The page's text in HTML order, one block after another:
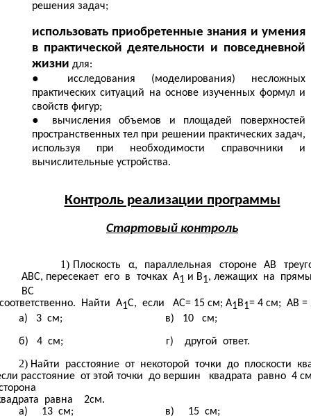
решения задач;
использовать приобретенные знания и умения
в практической деятельности и повседневной
жизни для:
исследования (моделирования) несложных
практических ситуаций на основе изученных формул и
свойств фигур;
вычисления объемов и площадей поверхностей
пространственных тел при решении практических задач,
используя при необходимости справочники и
вычислительные устройства.
Контроль реализации программы
Стартовый контроль
Плоскость α, параллельная стороне АВ
АВС, пересекает его в точках А1 и В1, лежащих на
ВС
Найти А1С, если АС= 15 см; А1В1= 4 см; АВ =
а) 3 см; в) 10 см;
б) 4 см; г) другой ответ.
Найти расстояние от некоторой точки до плоскости
расстояние от этой точки до вершин квадрата равно 4
равна 2см.
а) 13 см; в) 15 см;